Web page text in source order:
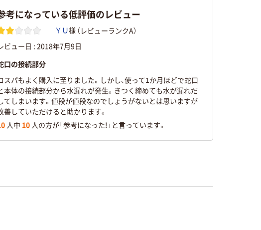
考になっている低評価のレビュー
ＹＵ様 （レビューランクA）
ビュー日 : 2018年7月9日
口の接続部分
スパもよく購入に至りました。しかし、使って1か月ほどで蛇口
本体の接続部分から水漏れが発生。きつく締めても水が漏れだ
てしまいます。値段が値段なのでしょうがないとは思いますが
善していただけると助かります。
人中 10人の方が「参考になった!」と言っています。